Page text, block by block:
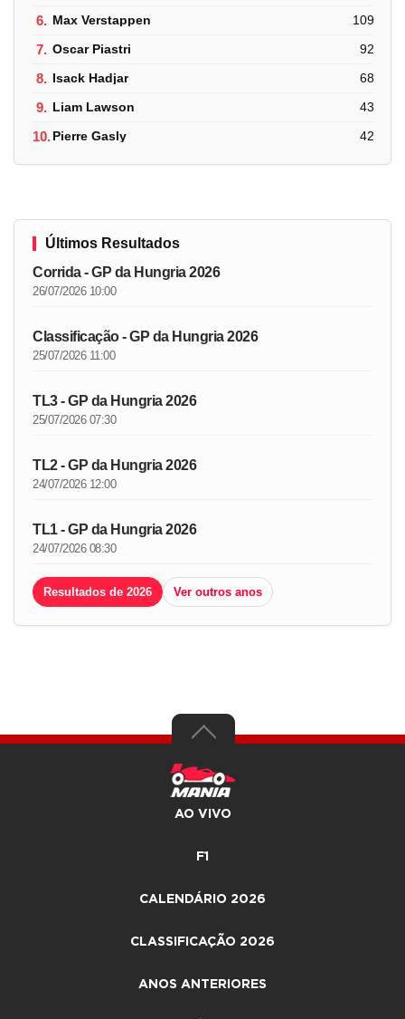
6. Max Verstappen 109
7. Oscar Piastri 92
8. Isack Hadjar 68
9. Liam Lawson 43
10.Pierre Gasly 42
Últimos Resultados
Corrida - GP da Hungria 2026
26/07/2026 10:00
Classificação - GP da Hungria 2026
25/07/2026 11:00
TL3 - GP da Hungria 2026
25/07/2026 07:30
TL2 - GP da Hungria 2026
24/07/2026 12:00
TL1 - GP da Hungria 2026
24/07/2026 08:30
Resultados de 2026 Ver outros anos
AO VIVO
F1
CALENDÁRIO 2026
CLASSIFICAÇÃO 2026
ANOS ANTERIORES